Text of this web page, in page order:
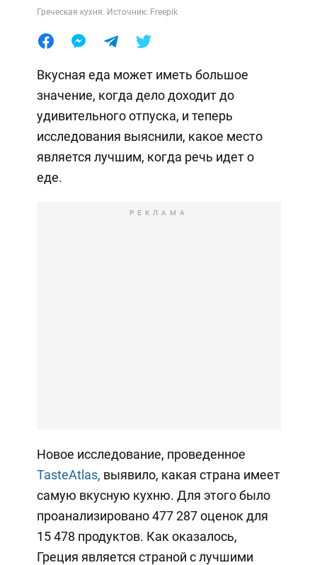
Греческая кухня. Источник: Freepik
Вкусная еда может иметь большое
значение, когда дело доходит до
удивительного отпуска, и теперь
исследования выяснили, какое место
является лучшим, когда речь идет о
еде.
РЕКЛАМА
Новое исследование, проведенное
TasteAtlas, выявило, какая страна имеет
самую вкусную кухню. Для этого было
проанализировано 477 287 оценок для
15 478 продуктов. Как оказалось,
Греция является страной с лучшими